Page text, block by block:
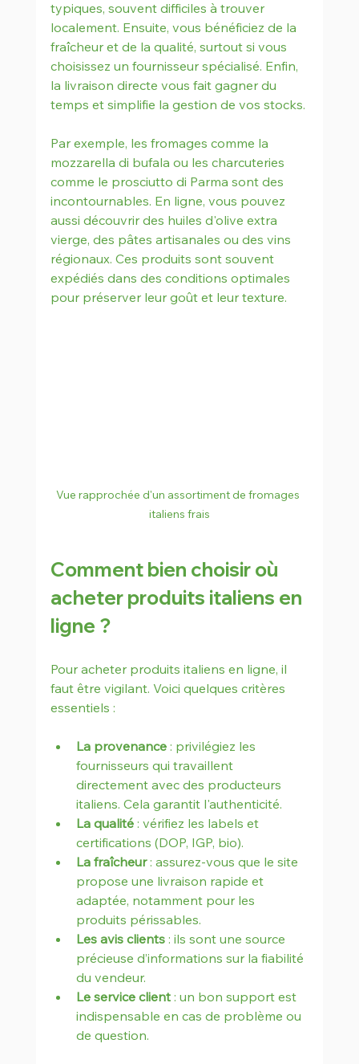
typiques, souvent difficiles à trouver
localement. Ensuite, vous bénéficiez de la
fraîcheur et de la qualité, surtout si vous
choisissez un fournisseur spécialisé. Enfin,
la livraison directe vous fait gagner du
temps et simplifie la gestion de vos stocks.
Par exemple, les fromages comme la
mozzarella di bufala ou les charcuteries
comme le prosciutto di Parma sont des
incontournables. En ligne, vous pouvez
aussi découvrir des huiles d'olive extra
vierge, des pâtes artisanales ou des vins
régionaux. Ces produits sont souvent
expédiés dans des conditions optimales
pour préserver leur goût et leur texture.
Vue rapprochée d'un assortiment de fromages
italiens frais
Comment bien choisir où
acheter produits italiens en
ligne ?
Pour acheter produits italiens en ligne, il
faut être vigilant. Voici quelques critères
essentiels :
La provenance : privilégiez les
fournisseurs qui travaillent
directement avec des producteurs
italiens. Cela garantit l'authenticité.
La qualité : vérifiez les labels et
certifications (DOP, IGP, bio).
La fraîcheur : assurez-vous que le site
propose une livraison rapide et
adaptée, notamment pour les
produits périssables.
Les avis clients : ils sont une source
précieuse d’informations sur la fiabilité
du vendeur.
Le service client : un bon support est
indispensable en cas de problème ou
de question.